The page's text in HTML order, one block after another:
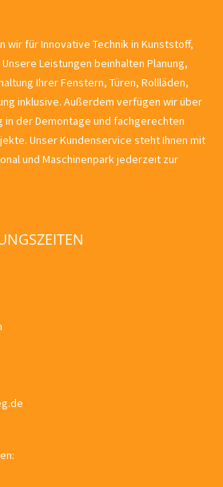
wir für Innovative Technik in Kunststoff,
Leistungen beinhalten Planung,
Ihrer Fenstern, Türen, Rollläden,
inklusive. Außerdem verfügen wir über
in der Demontage und fachgerechten
Unser Kundenservice steht Ihnen mit
und Maschinenpark jederzeit zur